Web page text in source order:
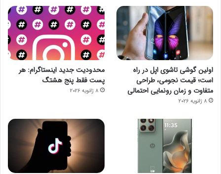
اولین گوشی تاشوی اپل در راه
است؛ قیمت نجومی، طراحی
متفاوت و زمان رونمایی احتمالی
8 ژانویه 2026
محدودیت جدید اینستاگرام: هر
پست فقط پنج هشتگ
8 ژانویه 2026